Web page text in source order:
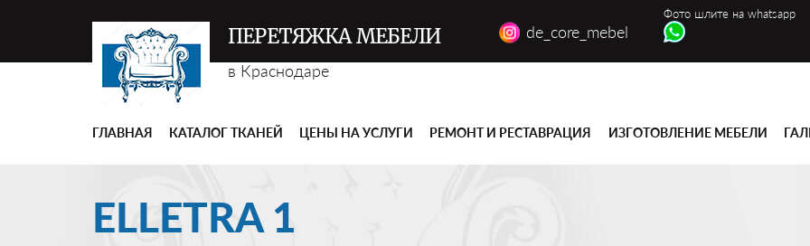
ПЕРЕТЯЖКА МЕБЕЛИ
в Краснодаре
de_core_mebel
Фото шлите на whatsapp
ГЛАВНАЯ КАТАЛОГ ТКАНЕЙ ЦЕНЫ НА УСЛУГИ РЕМОНТ И РЕСТАВРАЦИЯ ИЗГОТОВЛЕНИЕ МЕБЕЛИ
ELLETRA 1